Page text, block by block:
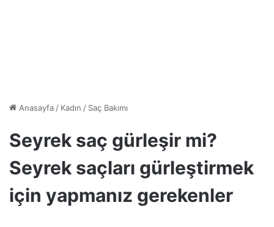
Anasayfa/ Kadın / Saç Bakımı
Seyrek saç gürleşir mi?
Seyrek saçları gürleştirmek
için yapmanız gerekenler